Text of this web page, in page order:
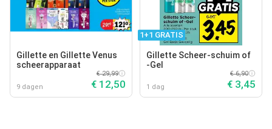
Gillette en Gillette Venus
scheerapparaat
9 dagen
€ 29,99
€ 12,50
1+1 GRATIS
Gillette Scheer-schuim of
-Gel
1 dag
€ 6,90
€ 3,45